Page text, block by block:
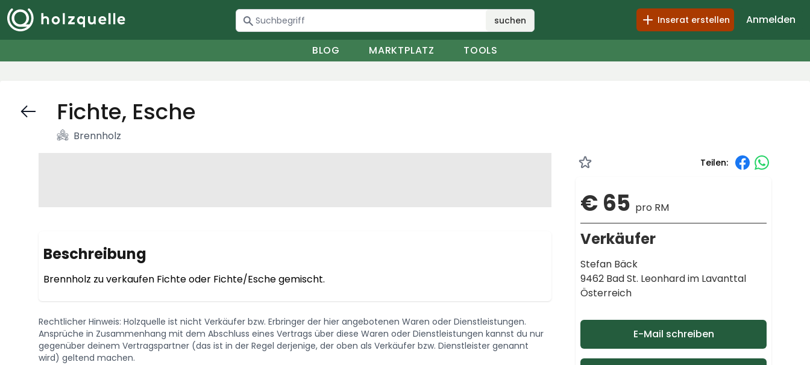
suchen Inserat erstellen Anmelden
BLOG MARKTPLATZ TOOLS
Fichte, Esche
Brennholz
Beschreibung
Brennholz zu verkaufen Fichte oder Fichte/Esche gemischt.
Rechtlicher Hinweis: Holzquelle ist nicht Verkäufer bzw. Erbringer der hier angebotenen Waren oder Dienstleistungen.
Ansprüche in Zusammenhang mit dem Abschluss eines Vertrags über diese Waren oder Dienstleistungen kannst du nur
gegenüber deinem Vertragspartner (das ist in der Regel derjenige, der oben als Verkäufer bzw. Dienstleister genannt
wird) geltend machen.
Teilen:
€ 65 pro RM
Verkäufer
Stefan Bäck
9462 Bad St. Leonhard im Lavanttal
Österreich
E-Mail schreiben